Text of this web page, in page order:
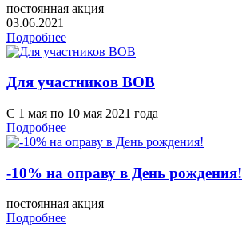
постоянная акция
03.06.2021
Подробнее
Для участников ВОВ
С 1 мая по 10 мая 2021 года
Подробнее
-10% на оправу в День рождения!
постоянная акция
Подробнее